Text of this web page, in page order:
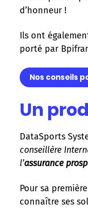
d’honneur !
Ils ont
porté par
Nos conseils
Un
DataSports
conseillère
l’assurance
Pour sa première
connaître ses